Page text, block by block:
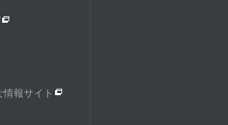
報サイト